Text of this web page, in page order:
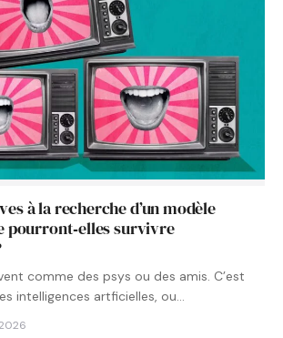
à la recherche d’un modèle
pourront‑elles survivre
comme des psys ou des amis. C’est
intelligences artficielles, ou…